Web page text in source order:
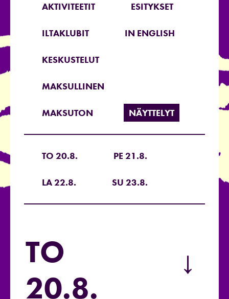
AKTIVITEETIT ESITYKSET
ILTAKLUBIT IN ENGLISH
KESKUSTELUT
MAKSULLINEN
MAKSUTON NÄYTTELYT
TO 20.8. PE 21.8.
LA 22.8. SU 23.8.
TO
20.8.
→